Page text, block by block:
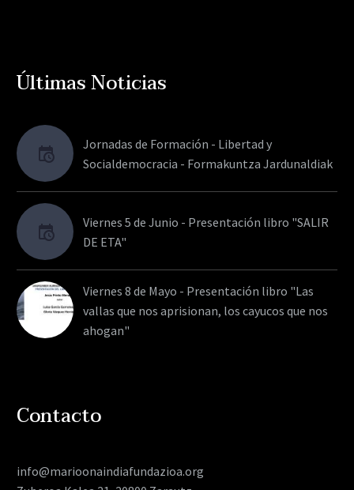
Últimas Noticias
Jornadas de Formación - Libertad y
Socialdemocracia - Formakuntza Jardunaldiak
Viernes 5 de Junio - Presentación libro "SALIR
DE ETA"
Viernes 8 de Mayo - Presentación libro "Las
vallas que nos aprisionan, los cayucos que nos
ahogan"
Contacto
info@marioonaindiafundazioa.org